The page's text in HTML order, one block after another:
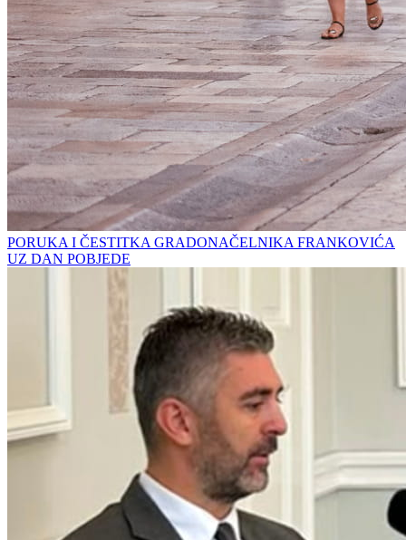
PORUKA I ČESTITKA GRADONAČELNIKA FRANKOVIĆA
UZ DAN POBJEDE